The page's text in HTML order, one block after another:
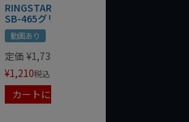
RINGSTAR スーパーバスケット
SB-465グリーン リングスター
動画あり
定価 ¥1,738
¥1,210税込
カートに入れる